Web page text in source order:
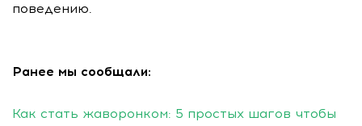
поведению.
Ранее мы сообщали:
Как стать жаворонком: 5 простых шагов чтобы